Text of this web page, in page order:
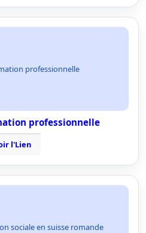
professionnelle
professionnelle
l'Lien
sociale en suisse romande